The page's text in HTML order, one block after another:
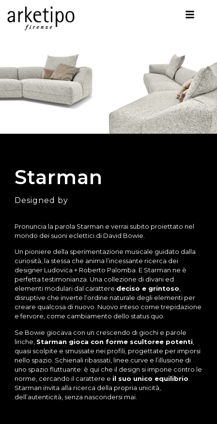
Starman
Designed by
Pronuncia la parola Starman e verrai subito proiettato nel
mondo dei suoni eclettici di David Bowie.
Un pioniere della sperimentazione musicale guidato dalla
curiosità, la stessa che anima l’incessante ricerca dei
designer Ludovica + Roberto Palomba. E Starman ne è
perfetta testimonianza. Una collezione di divani ed
elementi modulari dal carattere deciso e grintoso,
disruptive che inverte l’ordine naturale degli elementi per
creare qualcosa di nuovo. Nuovo inteso come trepidazione
e fervore, come cambiamento dello status quo.
Se Bowie giocava con un crescendo di giochi e parole
liriche, Starman gioca con forme scultoree potenti
quasi scolpite e smussate nei profili, progettate per imporsi
nello spazio. Schienali ribassati, linee curve e l’illusione di
uno spazio fluttuante: è qui che il design si impone contro le
norme, cercando il carattere e il suo unico equilibrio
Starman invita alla ricerca della propria unicità,
dell’autenticità, senza nascondersi mai.